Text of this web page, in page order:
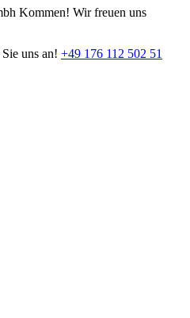
Kommen! Wir freuen uns
uns an! +49 176 112 502 51